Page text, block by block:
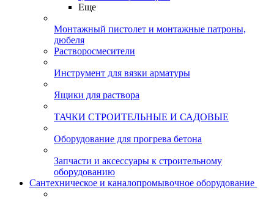
Еще
Монтажный пистолет и монтажные патроны,
дюбеля
Растворосмесители
Инструмент для вязки арматуры
Ящики для раствора
ТАЧКИ СТРОИТЕЛЬНЫЕ И САДОВЫЕ
Оборудование для прогрева бетона
Запчасти и аксессуары к строительному
оборудованию
Сантехническое и каналопромывочное оборудование